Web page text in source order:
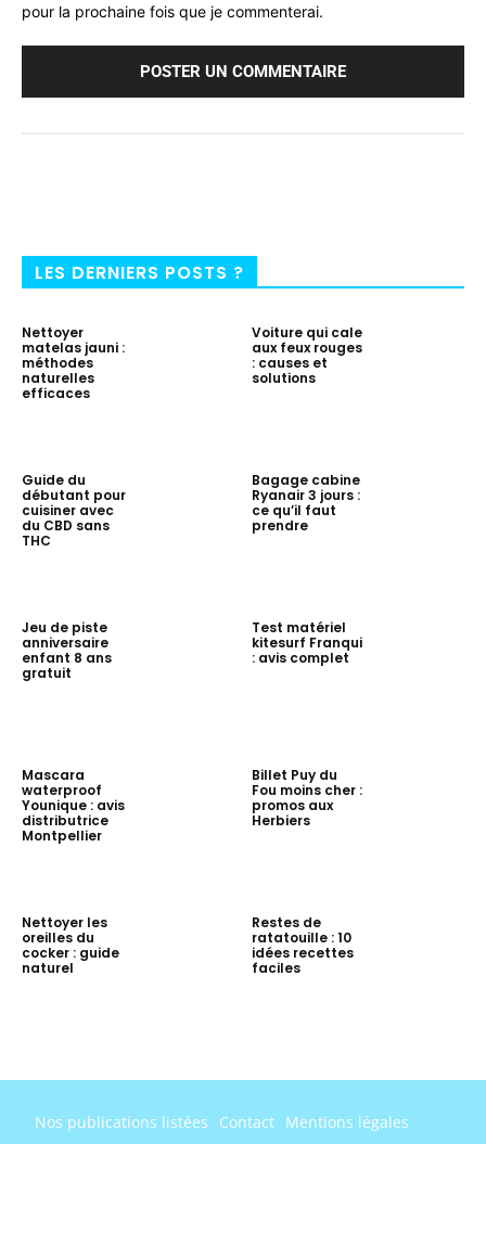
pour la prochaine fois que je commenterai.
LES DERNIERS POSTS ?
Nettoyer
matelas jauni :
méthodes
naturelles
efficaces
Voiture qui cale
aux feux rouges
: causes et
solutions
Guide du
débutant pour
cuisiner avec
du CBD sans
THC
Bagage cabine
Ryanair 3 jours :
ce qu’il faut
prendre
Jeu de piste
anniversaire
enfant 8 ans
gratuit
Test matériel
kitesurf Franqui
: avis complet
Mascara
waterproof
Younique : avis
distributrice
Montpellier
Billet Puy du
Fou moins cher :
promos aux
Herbiers
Nettoyer les
oreilles du
cocker : guide
naturel
Restes de
ratatouille : 10
idées recettes
faciles
Nos publications listées Contact Mentions légales